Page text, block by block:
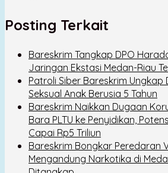
Posting Terkait
Bareskrim Tangkap DPO
Jaringan Ekstasi Medan-Riau
Patroli Siber Bareskrim Ungkap
Seksual Anak Berusia 5 Tahun
Bareskrim Naikkan Dugaan
Bara PLTU ke Penyidikan,
Capai Rp5 Triliun
Bareskrim Bongkar Peredaran
Mengandung Narkotika di